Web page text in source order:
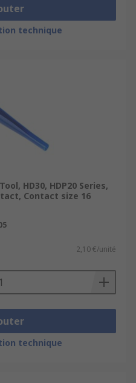
technique
HD30, HDP20 Series,
Contact size 16
2,10 €/unité
technique